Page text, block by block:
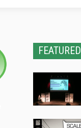
FEATURED